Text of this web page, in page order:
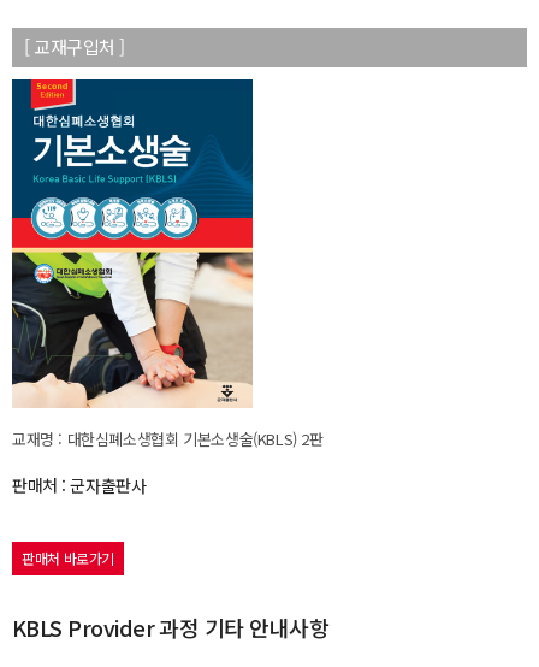
[ 교재구입처 ]
교재명 : 대한심폐소생협회 기본소생술(KBLS) 2판
판매처 : 군자출판사
판매처 바로가기
KBLS Provider 과정 기타 안내사항